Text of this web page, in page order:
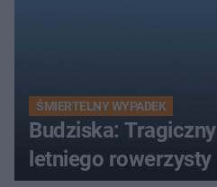
ŚMIERTELNY WYPADEK
Budziska:
letniego rowerzysty